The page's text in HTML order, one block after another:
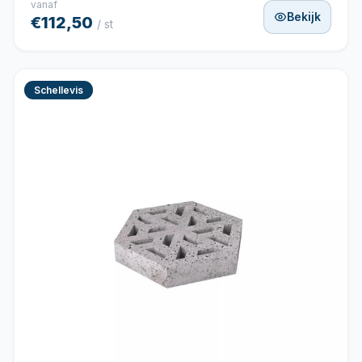
vanaf
€112,50 / st
Bekijk
Schellevis